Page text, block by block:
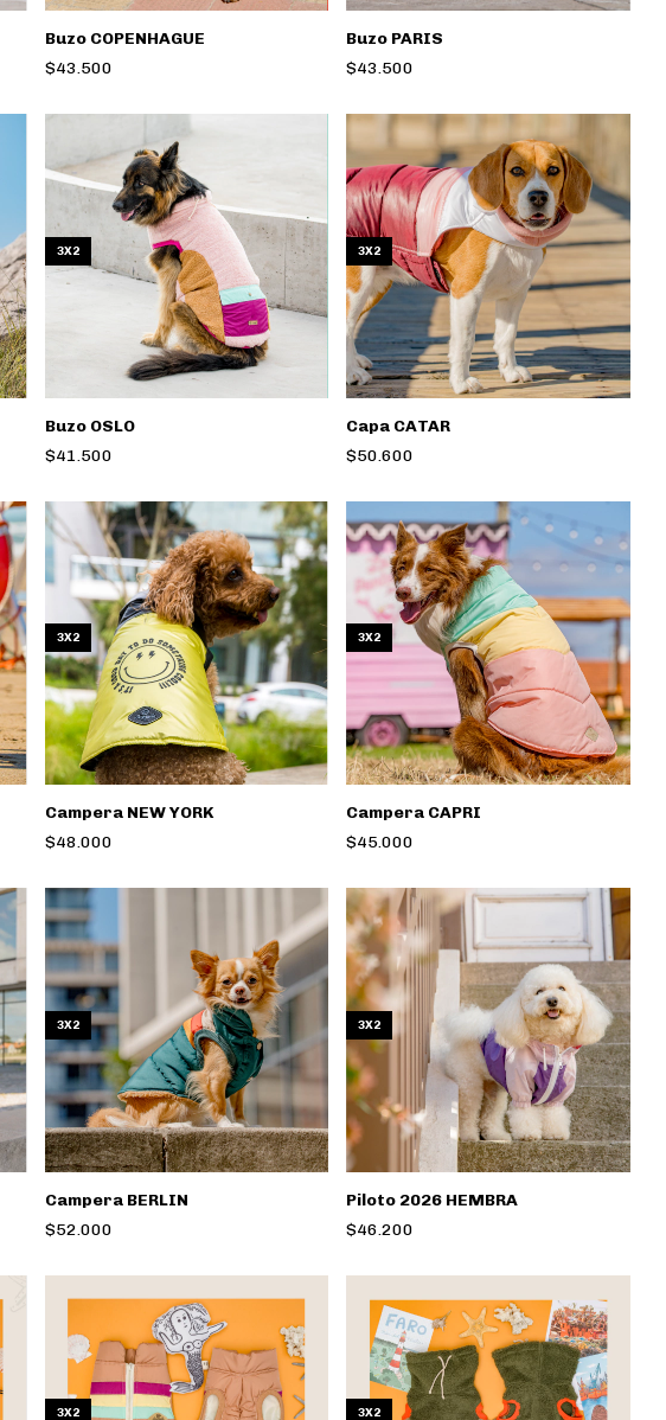
Buzo COPENHAGUE
$43.500
Buzo PARIS
$43.500
3X2
Buzo OSLO
$41.500
3X2
Capa CATAR
$50.600
3X2
Campera NEW YORK
$48.000
3X2
Campera CAPRI
$45.000
3X2
Campera BERLIN
$52.000
3X2
Piloto 2026 HEMBRA
$46.200
3X2 3X2